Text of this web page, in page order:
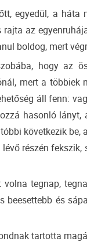
egyedül, a háta
az
boldog, mert
hogy az
mert a többiek
áll fenn:
hasonló lányt,
következik be,
részén fekszik,
tegnap,
és
tartotta